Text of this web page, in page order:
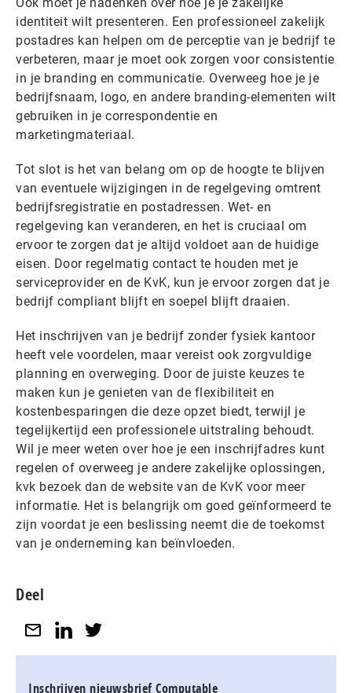
identiteit wilt presenteren. Een professioneel zakelijk
postadres kan helpen om de perceptie van je bedrijf te
verbeteren, maar je moet ook zorgen voor consistentie
in je branding en communicatie. Overweeg hoe je je
bedrijfsnaam, logo, en andere branding-elementen wilt
gebruiken in je correspondentie en
marketingmateriaal.
Tot slot is het van belang om op de hoogte te blijven
van eventuele wijzigingen in de regelgeving omtrent
bedrijfsregistratie en postadressen. Wet- en
regelgeving kan veranderen, en het is cruciaal om
ervoor te zorgen dat je altijd voldoet aan de huidige
eisen. Door regelmatig contact te houden met je
serviceprovider en de KvK, kun je ervoor zorgen dat je
bedrijf compliant blijft en soepel blijft draaien.
Het inschrijven van je bedrijf zonder fysiek kantoor
heeft vele voordelen, maar vereist ook zorgvuldige
planning en overweging. Door de juiste keuzes te
maken kun je genieten van de flexibiliteit en
kostenbesparingen die deze opzet biedt, terwijl je
tegelijkertijd een professionele uitstraling behoudt.
Wil je meer weten over hoe je een inschrijfadres kunt
regelen of overweeg je andere zakelijke oplossingen,
kvk bezoek dan de website van de KvK voor meer
informatie. Het is belangrijk om goed geïnformeerd te
zijn voordat je een beslissing neemt die de toekomst
van je onderneming kan beïnvloeden.
Deel
Inschrijven nieuwsbrief Computable